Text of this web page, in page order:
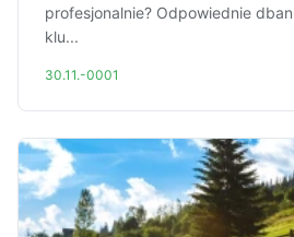
profesjonalnie? Odpowiednie
klu...
30.11.-0001